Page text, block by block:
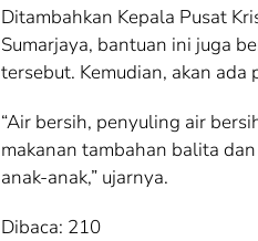
Ditambahkan Kepala Pusat
Sumarjaya, bantuan ini juga
tersebut. Kemudian, akan
“Air bersih, penyuling air
makanan tambahan balita
anak-anak,” ujarnya.
Dibaca: 210